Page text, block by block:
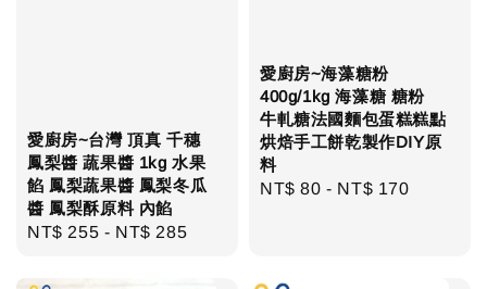
愛廚房~台灣 頂真 千穗
鳳梨醬 蔬果醬 1kg 水果
餡 鳳梨蔬果醬 鳳梨冬瓜
醬 鳳梨酥原料 內餡
Regular
NT$ 255 - NT$ 285
愛廚房~海藻糖粉
400g/1kg 海藻糖 糖粉
牛軋糖法國麵包蛋糕糕點
烘焙手工餅乾製作DIY原
料
Regular
NT$ 80 - NT$ 170